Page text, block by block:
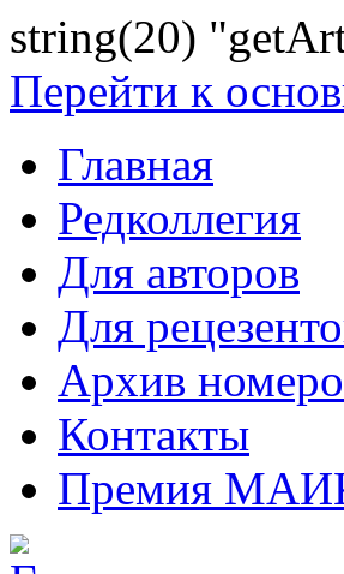
string(20)
Перейти к
Главная
Редколлегия
Для авторов
Для
Архив
Контакты
Премия